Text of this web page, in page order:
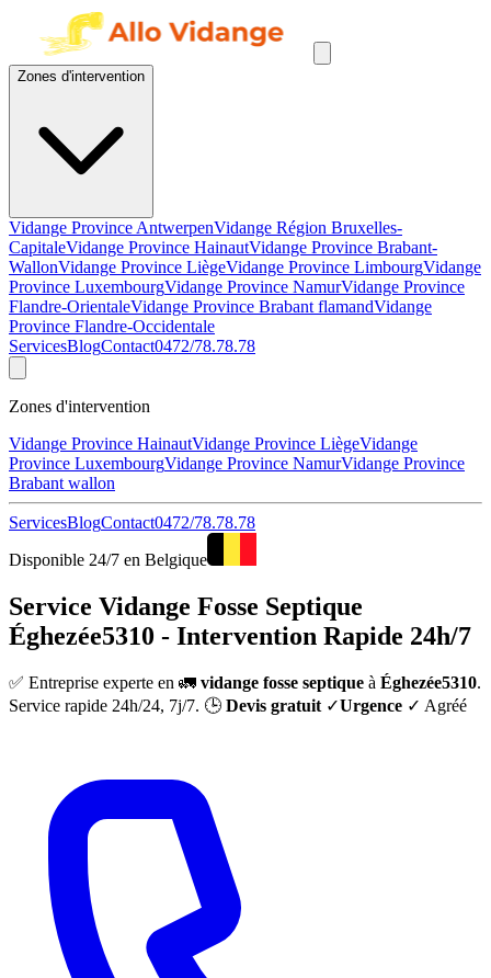
Zones d'intervention
Vidange Province AntwerpenVidange Région Bruxelles-
CapitaleVidange Province HainautVidange Province Brabant-
WallonVidange Province LiègeVidange Province LimbourgVidange
Province LuxembourgVidange Province NamurVidange Province
Flandre-OrientaleVidange Province Brabant flamandVidange
Province Flandre-Occidentale
ServicesBlogContact0472/78.78.78
Zones d'intervention
Vidange Province HainautVidange Province LiègeVidange
Province LuxembourgVidange Province NamurVidange Province
Brabant wallon
ServicesBlogContact0472/78.78.78
Disponible 24/7 en Belgique
Service Vidange Fosse Septique
Éghezée5310 - Intervention Rapide 24h/7
✅ Entreprise experte en 🚛 vidange fosse septique à Éghezée5310.
Service rapide 24h/24, 7j/7. 🕒 Devis gratuit ✓Urgence ✓ Agréé